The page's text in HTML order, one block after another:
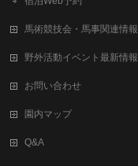
馬術競技会・馬事関連情報
野外活動イベント最新情報
お問い合わせ
園内マップ
Q&A